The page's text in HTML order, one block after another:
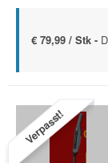
€ 79,99 / Stk -
Verpasst!